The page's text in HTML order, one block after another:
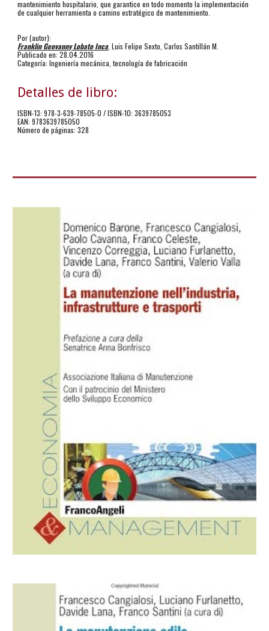
mantenimiento hospitalario, que garantice en todo momento la implementación
de cualquier herramienta o camino estratégico de mantenimiento.
Por (autor):
Franklin Geovanny Lobato Inca, Luis Felipe Sexto, Carlos Santillán M.
Publicado en: 28.04.2016
Categoría: Ingeniería mecánica, tecnología de fabricación
Detalles de libro:
ISBN-13: 978-3-639-78505-0 / ISBN-10: 3639785053
EAN: 9783639785050
Número de páginas: 328